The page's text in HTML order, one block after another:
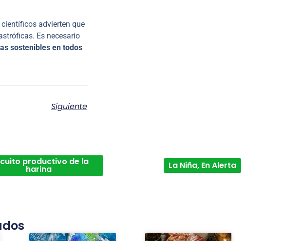
advierten que
Es necesario
sostenibles en todos
Siguiente
productivo de la
harina La Niña, En Alerta